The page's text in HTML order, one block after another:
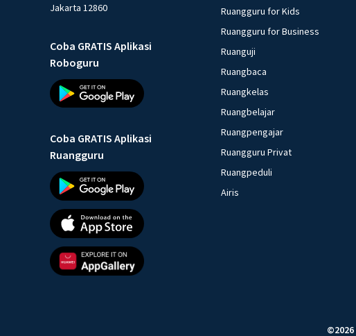
Jakarta 12860
Coba GRATIS Aplikasi
Roboguru
Coba GRATIS Aplikasi
Ruangguru
Ruangguru for Kids
Ruangguru for Business
Ruanguji
Ruangbaca
Ruangkelas
Ruangbelajar
Ruangpengajar
Ruangguru Privat
Ruangpeduli
Airis
©2026